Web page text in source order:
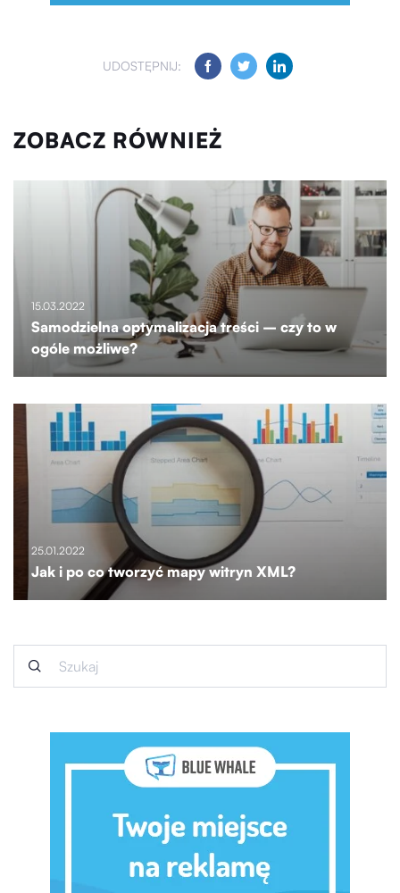
UDOSTĘPNIJ:
ZOBACZ RÓWNIEŻ
15.03.2022
Samodzielna optymalizacja treści – czy to w
ogóle możliwe?
25.01.2022
Jak i po co tworzyć mapy witryn XML?